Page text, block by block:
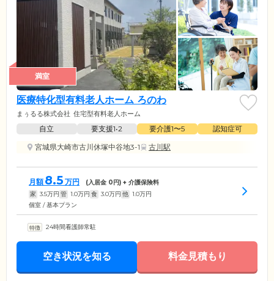
満室
医療特化型有料老人ホーム ろのわ
まぅるる株式会社 住宅型有料老人ホーム
自立 要支援1•2 要介護1〜5
認知症可
宮城県大崎市古川休塚中谷地3-1
古川駅
月額 8.5 万円 (入居金 0 円) + 介護保険料
家 3.5万円 管 1.0万円 食 3.0万円 他 1.0万円
個室 / 基本プラン
24時間看護師常駐
空き状況を知る 料金見積もり